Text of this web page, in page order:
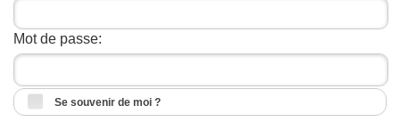
Mot de passe:
Se souvenir de moi ?